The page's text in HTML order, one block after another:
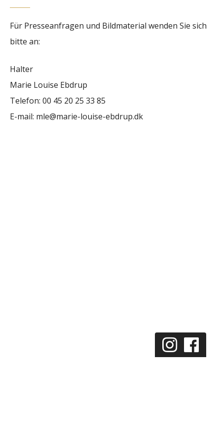
Für Presseanfragen und Bildmaterial wenden Sie sich
bitte an:
Halter
Marie Louise Ebdrup
Telefon: 00 45 20 25 33 85
E-mail: mle@marie-louise-ebdrup.dk